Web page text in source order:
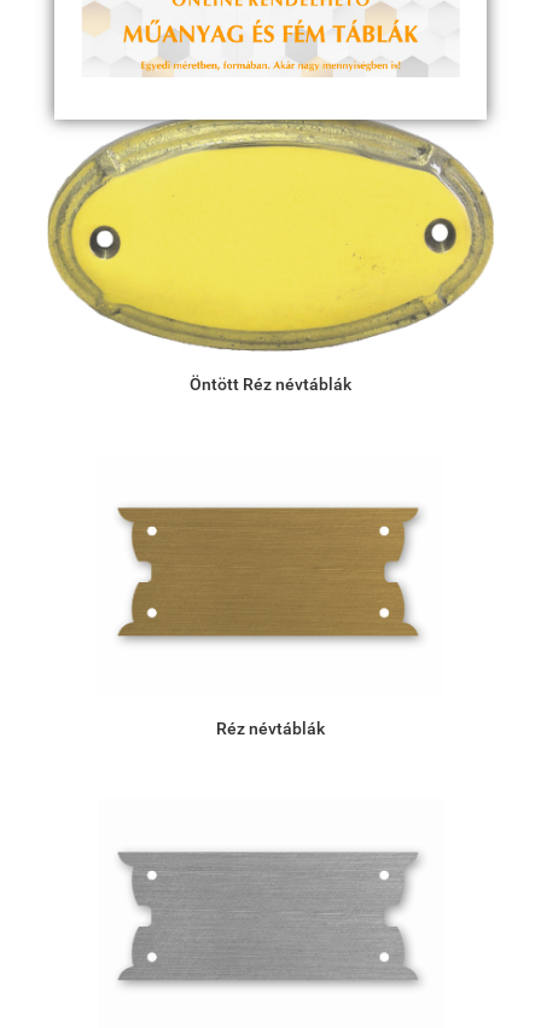
Macska és kutya biléták
Öntött Réz névtáblák
Réz névtáblák